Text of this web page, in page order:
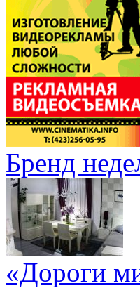
Бренд
«Дороги